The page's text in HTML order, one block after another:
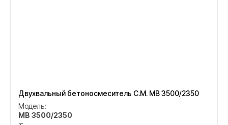
Двухвальный бетоносмеситель C.M. MB 3500/2350
Модель:
MB 3500/2350